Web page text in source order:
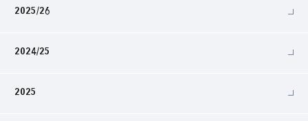
2025/26
2024/25
2025